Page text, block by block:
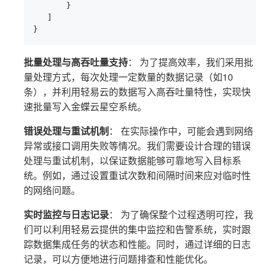
       }
   ]
}
批量处理与高吞吐量支持： 为了提高效率，我们采用批
量处理方式，每次处理一定数量的数据记录（如10
条），并利用轻易云的数据写入高吞吐量特性，实现快
速批量写入金蝶云星空系统。
错误处理与重试机制： 在实际操作中，可能会遇到网络
异常或接口调用失败等情况。我们需要设计合理的错误
处理与重试机制，以保证数据能够可靠地写入目标系
统。例如，通过设置重试次数和间隔时间来应对临时性
的网络问题。
实时监控与日志记录： 为了确保整个过程透明可控，我
们可以利用轻易云提供的集中监控和告警系统，实时跟
踪数据集成任务的状态和性能。同时，通过详细的日志
记录，可以方便地进行问题排查和性能优化。